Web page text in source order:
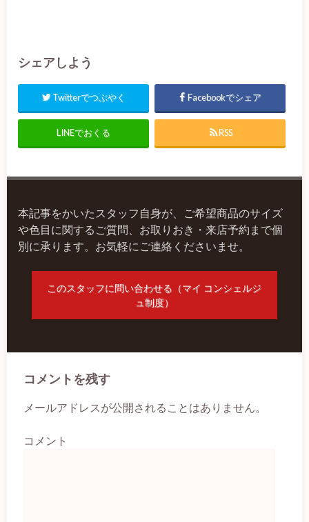
シェアしよう
Twitterでつぶやく Facebookでシェア
LINEでおくる RSS
本記事をかいたスタッフ自身が、ご希望商品のサイズ
や色目に関するご質問、お取りおき・来店予約まで個
別に承ります。お気軽にご連絡くださいませ。
このスタッフに問い合わせる（マイ コンシェルジ
ュ制度）
コメントを残す
メールアドレスが公開されることはありません。
コメント